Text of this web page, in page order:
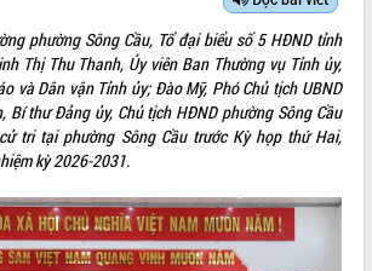
HÀNH
phường Sông Cầu, Tổ đại biểu số 5 HĐND tỉnh
Thị Thu Thanh, Ủy viên Ban Thường vụ Tỉnh ủy,
và Dân vận Tỉnh ủy; Đào Mỹ, Phó Chủ tịch UBND
Bí thư Đảng ủy, Chủ tịch HĐND phường Sông Cầu
tri tại phường Sông Cầu trước Kỳ họp thứ Hai,
kỳ 2026-2031.